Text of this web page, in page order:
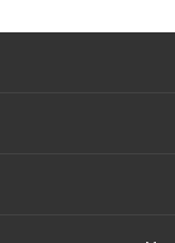
карман на